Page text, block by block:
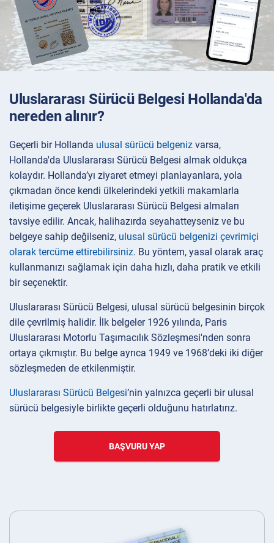
Uluslararası Sürücü Belgesi Hollanda'da
nereden alınır?
Geçerli bir Hollanda ulusal sürücü belgeniz varsa,
Hollanda'da Uluslararası Sürücü Belgesi almak oldukça
kolaydır. Hollanda’yı ziyaret etmeyi planlayanlara, yola
çıkmadan önce kendi ülkelerindeki yetkili makamlarla
iletişime geçerek Uluslararası Sürücü Belgesi almaları
tavsiye edilir. Ancak, halihazırda seyahatteyseniz ve bu
belgeye sahip değilseniz, ulusal sürücü belgenizi çevrimiçi
olarak tercüme ettirebilirsiniz. Bu yöntem, yasal olarak araç
kullanmanızı sağlamak için daha hızlı, daha pratik ve etkili
bir seçenektir.
Uluslararası Sürücü Belgesi, ulusal sürücü belgesinin birçok
dile çevrilmiş halidir. İlk belgeler 1926 yılında, Paris
Uluslararası Motorlu Taşımacılık Sözleşmesi'nden sonra
ortaya çıkmıştır. Bu belge ayrıca 1949 ve 1968’deki iki diğer
sözleşmeden de etkilenmiştir.
Uluslararası Sürücü Belgesi’nin yalnızca geçerli bir ulusal
sürücü belgesiyle birlikte geçerli olduğunu hatırlatırız.
BAŞVURU YAP